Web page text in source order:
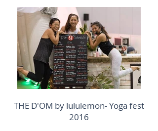
THE D'OM by lululemon- Yoga fest
2016